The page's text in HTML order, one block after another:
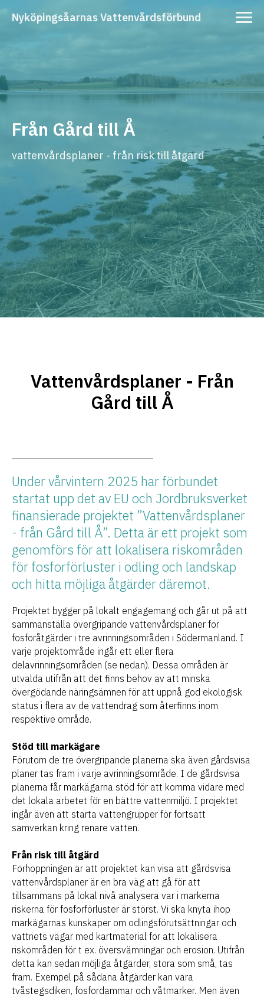
Nyköpingsåarnas Vattenvårdsförbund
Från Gård till Å
vattenvårdsplaner - från risk till åtgärd
Vattenvårdsplaner - Från
Gård till Å
Under vårvintern 2025 har förbundet
startat upp det av EU och Jordbruksverket
finansierade projektet ”Vattenvårdsplaner
- från Gård till Å”. Detta är ett projekt som
genomförs för att lokalisera riskområden
för fosforförluster i odling och landskap
och hitta möjliga åtgärder däremot.
Projektet bygger på lokalt engagemang och går ut på att
sammanställa övergripande vattenvårdsplaner för
fosforåtgärder i tre avrinningsområden i Södermanland. I
varje projektområde ingår ett eller flera
delavrinningsområden (se nedan). Dessa områden är
utvalda utifrån att det finns behov av att minska
övergödande näringsämnen för att uppnå god ekologisk
status i flera av de vattendrag som återfinns inom
respektive område.
Stöd till markägare
Förutom de tre övergripande planerna ska även gårdsvisa
planer tas fram i varje avrinningsområde. I de gårdsvisa
planerna får markägarna stöd för att komma vidare med
det lokala arbetet för en bättre vattenmiljö. I projektet
ingår även att starta vattengrupper för fortsatt
samverkan kring renare vatten.
Från risk till åtgärd
Förhoppningen är att projektet kan visa att gårdsvisa
vattenvårdsplaner är en bra väg att gå för att
tillsammans på lokal nivå analysera var i markerna
riskerna för fosforförluster är störst. Vi ska knyta ihop
markägarnas kunskaper om odlingsförutsättningar och
vattnets vägar med kartmaterial för att lokalisera
riskområden för t ex. översvämningar och erosion. Utifrån
detta kan sedan möjliga åtgärder, stora som små, tas
fram. Exempel på sådana åtgärder kan vara
tvåstegsdiken, fosfordammar och våtmarker. Men även